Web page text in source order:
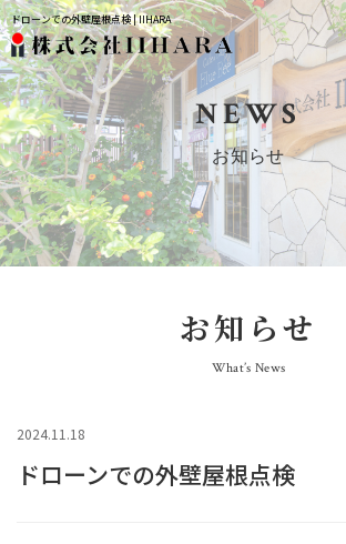
ドローンでの外壁屋根点検 | IIHARA
NEWS
お知らせ
お知らせ
What’s News
2024.11.18
ドローンでの外壁屋根点検